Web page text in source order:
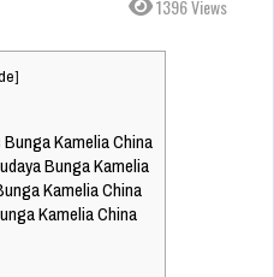
1396 Views
]
Kamelia China
Bunga Kamelia
Kamelia China
Kamelia China